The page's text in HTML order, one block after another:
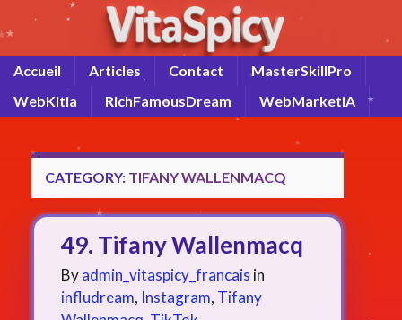
Accueil Articles Contact
MasterSkillPro
WebKitia
RichFamousDream WebMarketiA
CATEGORY: TIFANY WALLENMACQ
49. Tifany Wallenmacq
Byadmin_vitaspicy_francais in
infludream, Instagram, Tifany